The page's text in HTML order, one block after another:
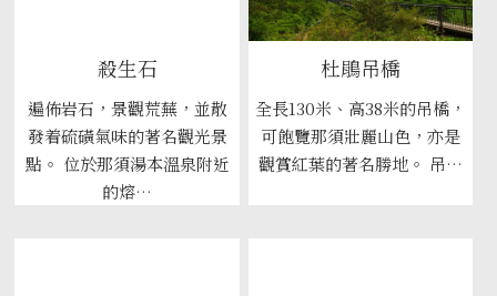
殺生石
遍佈岩石，景觀荒蕪，並散
發着硫磺氣味的著名觀光景
點。 位於那須湯本溫泉附近
的熔…
杜鵑吊橋
全長130米、高38米的吊橋，
可飽覽那須壯麗山色，亦是
觀賞紅葉的著名勝地。 吊…